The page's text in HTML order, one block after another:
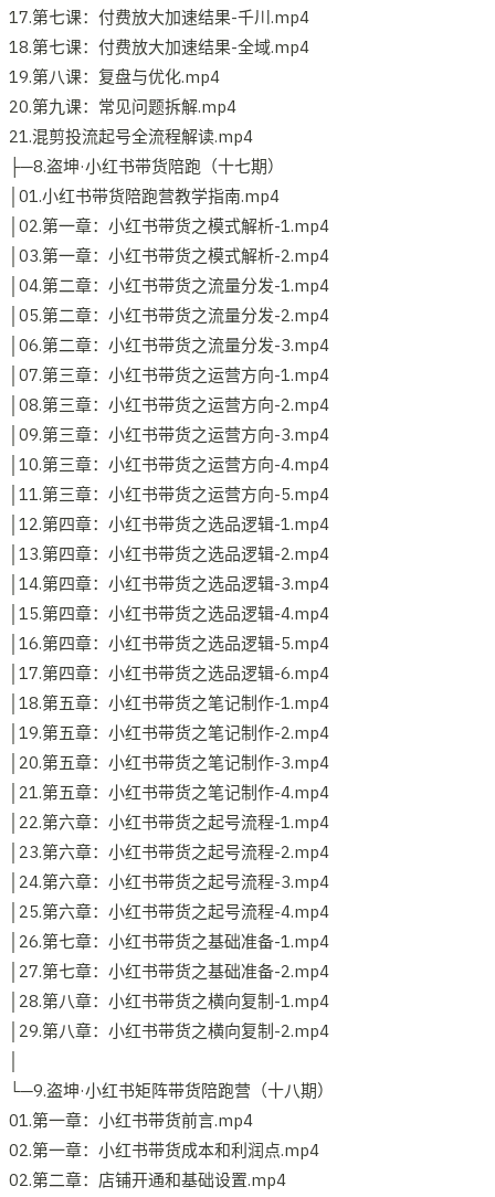
17.第七课：付费放大加速结果-千川.mp4
18.第七课：付费放大加速结果-全域.mp4
19.第八课：复盘与优化.mp4
20.第九课：常见问题拆解.mp4
21.混剪投流起号全流程解读.mp4
├─8.盗坤·小红书带货陪跑（十七期）
│01.小红书带货陪跑营教学指南.mp4
│02.第一章：小红书带货之模式解析-1.mp4
│03.第一章：小红书带货之模式解析-2.mp4
│04.第二章：小红书带货之流量分发-1.mp4
│05.第二章：小红书带货之流量分发-2.mp4
│06.第二章：小红书带货之流量分发-3.mp4
│07.第三章：小红书带货之运营方向-1.mp4
│08.第三章：小红书带货之运营方向-2.mp4
│09.第三章：小红书带货之运营方向-3.mp4
│10.第三章：小红书带货之运营方向-4.mp4
│11.第三章：小红书带货之运营方向-5.mp4
│12.第四章：小红书带货之选品逻辑-1.mp4
│13.第四章：小红书带货之选品逻辑-2.mp4
│14.第四章：小红书带货之选品逻辑-3.mp4
│15.第四章：小红书带货之选品逻辑-4.mp4
│16.第四章：小红书带货之选品逻辑-5.mp4
│17.第四章：小红书带货之选品逻辑-6.mp4
│18.第五章：小红书带货之笔记制作-1.mp4
│19.第五章：小红书带货之笔记制作-2.mp4
│20.第五章：小红书带货之笔记制作-3.mp4
│21.第五章：小红书带货之笔记制作-4.mp4
│22.第六章：小红书带货之起号流程-1.mp4
│23.第六章：小红书带货之起号流程-2.mp4
│24.第六章：小红书带货之起号流程-3.mp4
│25.第六章：小红书带货之起号流程-4.mp4
│26.第七章：小红书带货之基础准备-1.mp4
│27.第七章：小红书带货之基础准备-2.mp4
│28.第八章：小红书带货之横向复制-1.mp4
│29.第八章：小红书带货之横向复制-2.mp4
└─9.盗坤·小红书矩阵带货陪跑营（十八期）
01.第一章：小红书带货前言.mp4
02.第一章：小红书带货成本和利润点.mp4
02.第二章：店铺开通和基础设置.mp4